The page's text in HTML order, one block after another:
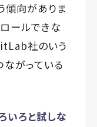
傾向がありま
ールできな
社のいう
ながっている
ろと試しな